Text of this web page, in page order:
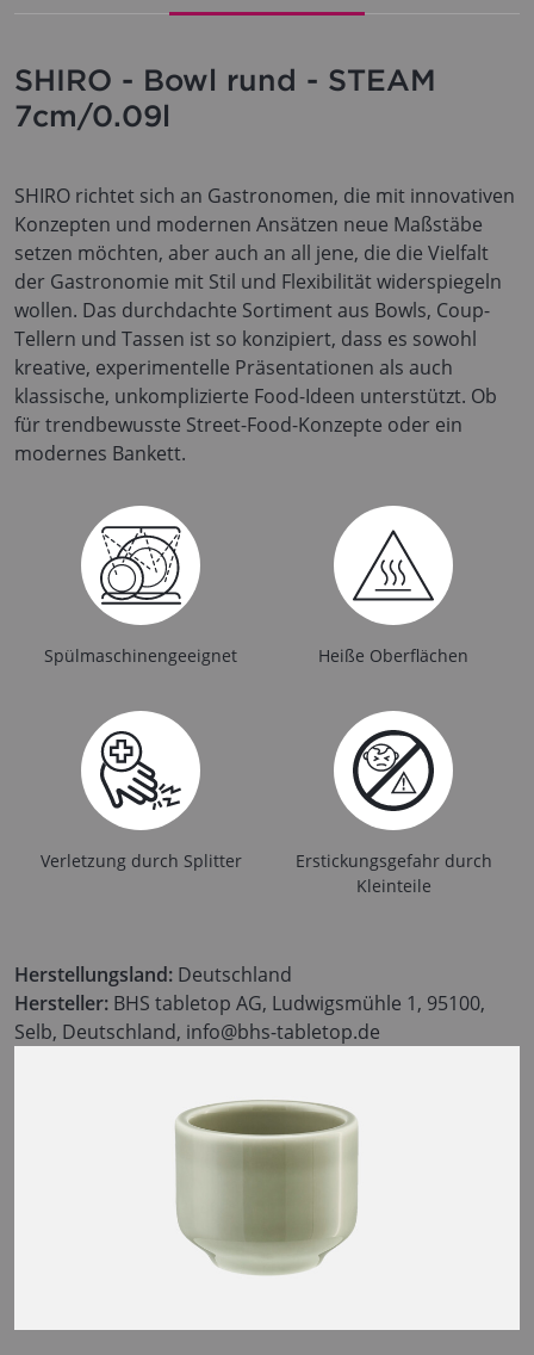
SHIRO - Bowl rund - STEAM
7cm/0.09l
SHIRO richtet sich an Gastronomen, die mit innovativen
Konzepten und modernen Ansätzen neue Maßstäbe
setzen möchten, aber auch an all jene, die die Vielfalt
der Gastronomie mit Stil und Flexibilität widerspiegeln
wollen. Das durchdachte Sortiment aus Bowls, Coup-
Tellern und Tassen ist so konzipiert, dass es sowohl
kreative, experimentelle Präsentationen als auch
klassische, unkomplizierte Food-Ideen unterstützt. Ob
für trendbewusste Street-Food-Konzepte oder ein
modernes Bankett.
Spülmaschinengeeignet Heiße Oberflächen
Verletzung durch Splitter
Erstickungsgefahr durch
Kleinteile
Herstellungsland: Deutschland
Hersteller: BHS tabletop AG, Ludwigsmühle 1, 95100,
Selb, Deutschland, info@bhs-tabletop.de